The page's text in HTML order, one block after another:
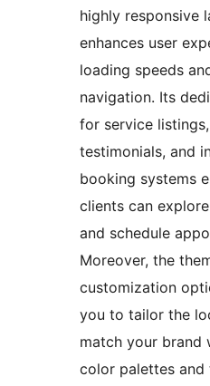
highly responsive
enhances user
loading speeds
navigation. Its
for service listings,
testimonials, and
booking systems
clients can
and schedule
Moreover, the
customization
you to tailor the
match your brand
color palettes